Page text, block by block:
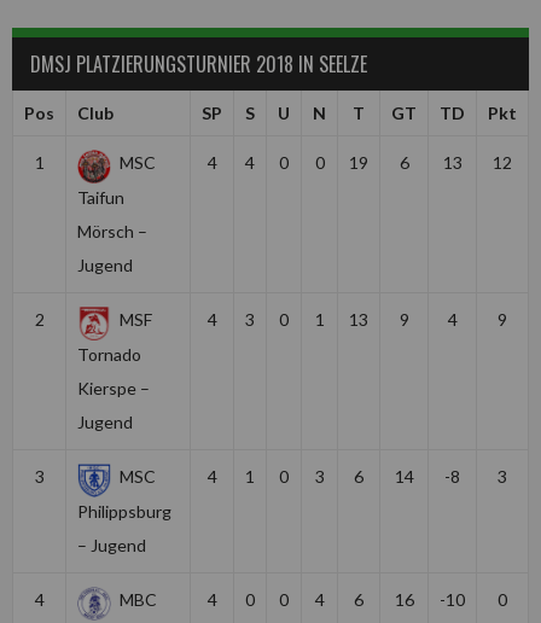
DMSJ PLATZIERUNGSTURNIER 2018 IN SEELZE
Pos Club SP S U N T GT TD Pkt
1
MSC
Taifun
Mörsch –
Jugend
4 4 0 0 19 6 13 12
2
MSF
Tornado
Kierspe –
Jugend
4 3 0 1 13 9 4 9
3
MSC
Philippsburg
– Jugend
4 1 0 3 6 14 -8 3
4
MBC
4 0 0 4 6 16 -10 0